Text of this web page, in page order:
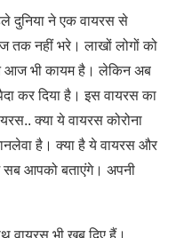
दुनिया ने एक वायरस से
नहीं भरे। लाखों लोगों को
आज भी कायम है। लेकिन अब
कर दिया है। इस वायरस का
क्या ये वायरस कोरोना
है। क्या है ये वायरस और
आपको बताएंगे। अपनी